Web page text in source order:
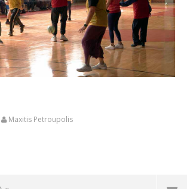
Maxitis Petroupolis